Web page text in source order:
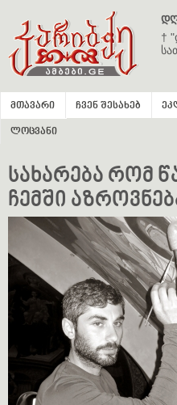
†
მთავარი ჩვენ შესახებ
ლოცვანი
სახარება რომ
ჩემში